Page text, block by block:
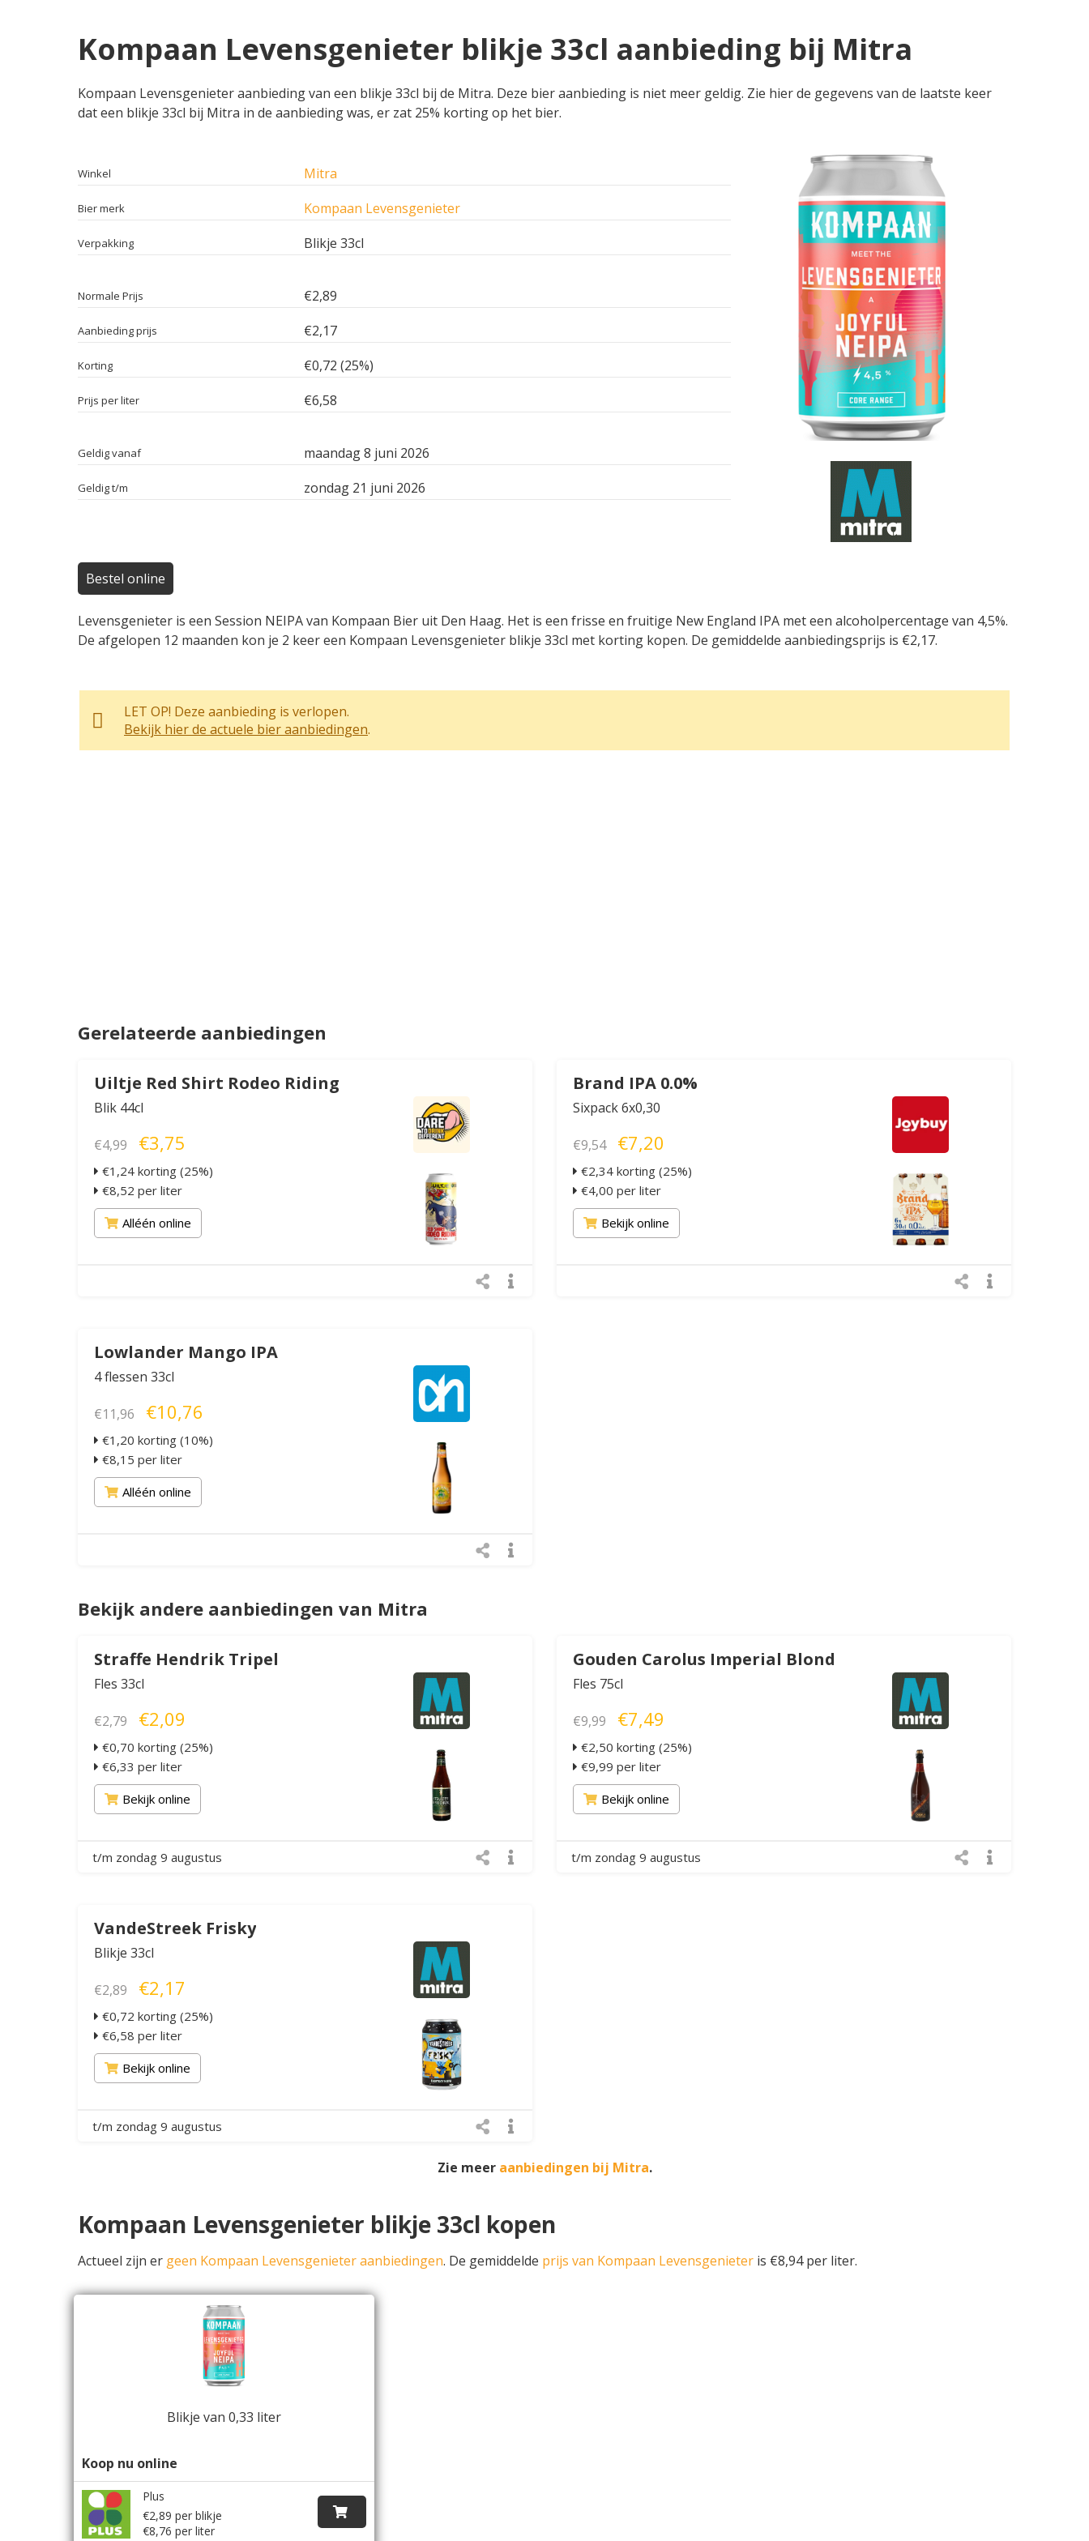
Kompaan Levensgenieter blikje 33cl aanbieding bij Mitra
Kompaan Levensgenieter aanbieding van een blikje 33cl bij de Mitra. Deze bier aanbieding is niet meer geldig. Zie hier de gegevens van de laatste keer
dat een blikje 33cl bij Mitra in de aanbieding was, er zat 25% korting op het bier.
Winkel Mitra
Bier merk Kompaan Levensgenieter
Verpakking Blikje 33cl
Normale Prijs €2,89
Aanbieding prijs €2,17
Korting €0,72 (25%)
Prijs per liter €6,58
Geldig vanaf maandag 8 juni 2026
Geldig t/m zondag 21 juni 2026
Bestel online
Levensgenieter is een Session NEIPA van Kompaan Bier uit Den Haag. Het is een frisse en fruitige New England IPA met een alcoholpercentage van 4,5%.
De afgelopen 12 maanden kon je 2 keer een Kompaan Levensgenieter blikje 33cl met korting kopen. De gemiddelde aanbiedingsprijs is €2,17.
LET OP! Deze aanbieding is verlopen.
Bekijk hier de actuele bier aanbiedingen.
Gerelateerde aanbiedingen
Uiltje Red Shirt Rodeo Riding
Blik 44cl
€4,99 €3,75
€1,24 korting (25%)
€8,52 per liter
Alléén online
Brand IPA 0.0%
Sixpack 6x0,30
€9,54 €7,20
€2,34 korting (25%)
€4,00 per liter
Bekijk online
Lowlander Mango IPA
4 flessen 33cl
€11,96 €10,76
€1,20 korting (10%)
€8,15 per liter
Alléén online
Bekijk andere aanbiedingen van Mitra
Straffe Hendrik Tripel
Fles 33cl
€2,79 €2,09
€0,70 korting (25%)
€6,33 per liter
Bekijk online
t/m zondag 9 augustus
Gouden Carolus Imperial Blond
Fles 75cl
€9,99 €7,49
€2,50 korting (25%)
€9,99 per liter
Bekijk online
t/m zondag 9 augustus
VandeStreek Frisky
Blikje 33cl
€2,89 €2,17
€0,72 korting (25%)
€6,58 per liter
Bekijk online
t/m zondag 9 augustus
Zie meer aanbiedingen bij Mitra.
Kompaan Levensgenieter blikje 33cl kopen
Actueel zijn er geen Kompaan Levensgenieter aanbiedingen. De gemiddelde prijs van Kompaan Levensgenieter is €8,94 per liter.
Blikje van 0,33 liter
Koop nu online
Plus
€2,89 per blikje
€8,76 per liter